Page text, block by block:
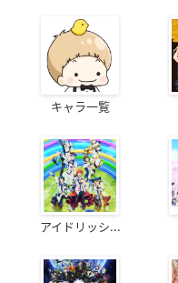
キャラ一覧
アイドリッシ...